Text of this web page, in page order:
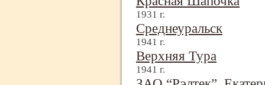
1931 г.
Среднеуральск
1941 г.
Верхняя Тура
1941 г.